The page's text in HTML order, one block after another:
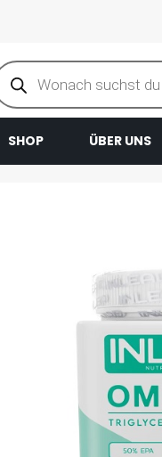
SHOP ÜBER UNS